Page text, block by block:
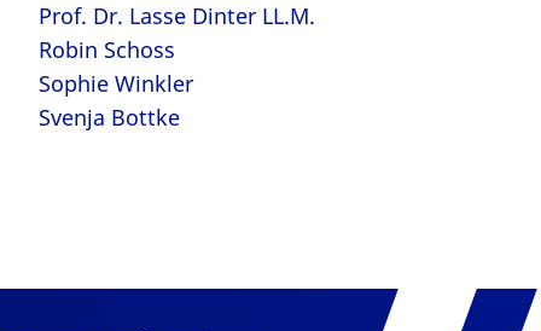
Prof. Dr. Lasse Dinter LL.M.
Robin Schoss
Sophie Winkler
Svenja Bottke